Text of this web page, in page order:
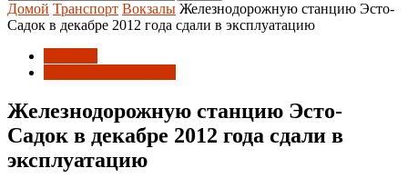
Домой Транспорт Вокзалы Железнодорожную станцию Эсто-
Садок в декабре 2012 года сдали в эксплуатацию
Железнодорожную станцию Эсто-
Садок в декабре 2012 года сдали в
эксплуатацию